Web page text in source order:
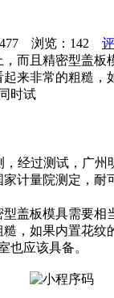
浏览： 142
而且精密型盖
来非常的粗糙
时试
经过测试，广
计量院测定，
盖板模具需要
，如果内置花
也应该具备。